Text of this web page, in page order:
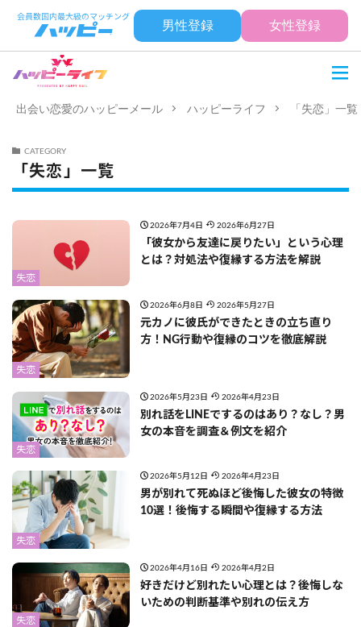
男性登録 女性登録
出会い恋愛のハッピーメール ハッピーライフ 「失恋」一覧
CATEGORY
「失恋」一覧
失恋
2026年7月4日 2026年6月27日
「彼女から友達に戻りたい」という心理
とは？対処法や復縁する方法を解説
失恋
2026年6月8日 2026年5月27日
元カノに彼氏ができたときの立ち直り
方！NG行動や復縁のコツを徹底解説
失恋
2026年5月23日 2026年4月23日
別れ話をLINEでするのはあり？なし？男
女の本音を調査＆例文を紹介
失恋
2026年5月12日 2026年4月23日
男が別れて死ぬほど後悔した彼女の特徴
10選！後悔する瞬間や復縁する方法
失恋
2026年4月16日 2026年4月2日
好きだけど別れたい心理とは？後悔しな
いための判断基準や別れの伝え方